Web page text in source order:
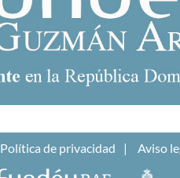
Política de privacidad Aviso